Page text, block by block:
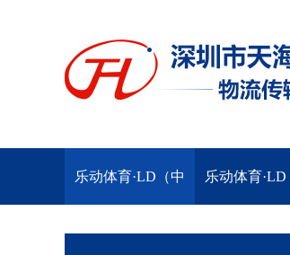
乐动体育·LD（中
国）官方网站
乐动体育·LD
国）官方